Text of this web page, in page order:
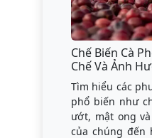
Chế Biến Cà
Chế Và Ảnh
Tìm hiểu các
phổ biến như
ướt, mật ong
của chúng đến